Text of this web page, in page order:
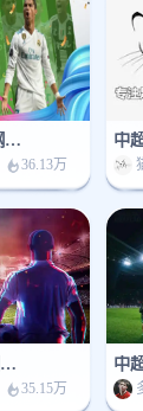
日职联 18:30 大阪钢巴 - 浦和红钻
36.13万
中超 北京国安-深圳新鹏城
35.15万